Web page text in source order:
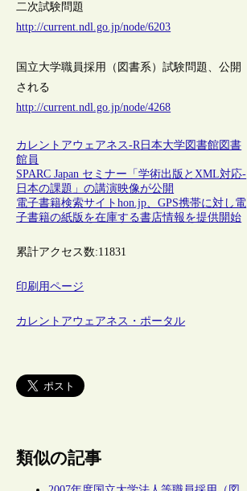
二次試験問題
http://current.ndl.go.jp/node/6203
国立大学職員採用（図書系）試験問題、公開
される
http://current.ndl.go.jp/node/4268
カレントアウェアネス-R 日本大学図書館図書
館員
SPARC Japan セミナー「学術出版とXML対応-
日本の課題」の講演映像が公開
電子書籍検索サイトhon.jp、GPS携帯に対し電
子書籍の紙版を在庫する書店情報を提供開始
累計アクセス数:11831
印刷用ページ
カレントアウェアネス・ポータル
類似の記事